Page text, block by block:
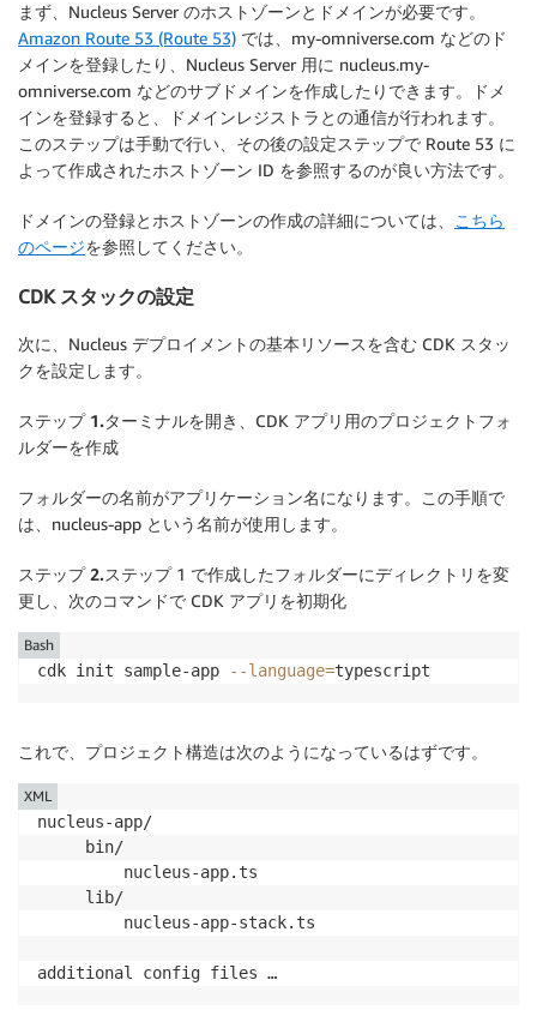
まず、Nucleus Server のホストゾーンとドメインが必要です。
Amazon Route 53 (Route 53) では、my-omniverse.com などのド
メインを登録したり、Nucleus Server 用に nucleus.my-
omniverse.com などのサブドメインを作成したりできます。ドメ
インを登録すると、ドメインレジストラとの通信が行われます。
このステップは手動で行い、その後の設定ステップで Route 53 に
よって作成されたホストゾーン ID を参照するのが良い方法です。
ドメインの登録とホストゾーンの作成の詳細については、
こちら
のページを参照してください。
CDK スタックの設定
次に、Nucleus デプロイメントの基本リソースを含む CDK スタッ
クを設定します。
ステップ 1.ターミナルを開き、CDK アプリ用のプロジェクトフォ
ルダーを作成
フォルダーの名前がアプリケーション名になります。この手順で
は、nucleus-app という名前が使用します。
ステップ 2.ステップ 1 で作成したフォルダーにディレクトリを変
更し、次のコマンドで CDK アプリを初期化
cdk init sample-app --language=typescript
Bash
これで、プロジェクト構造は次のようになっているはずです。
nucleus-app/
     bin/
         nucleus-app.ts
     lib/
         nucleus-app-stack.ts
additional config files …
XML